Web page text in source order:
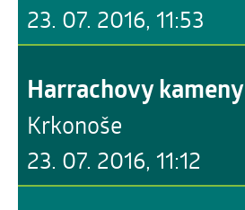
23. 07. 2016, 11:53
23. 07. 2016, 11:12
Harrachovy kameny
Krkonoše